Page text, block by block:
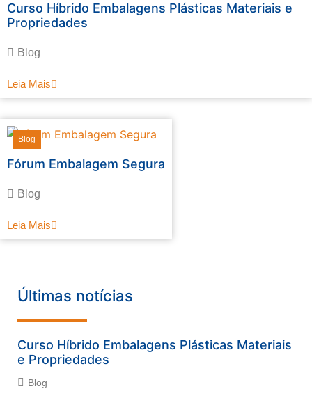
Curso Híbrido Embalagens Plásticas Materiais e
Propriedades
Blog
Leia Mais
Blog
Fórum Embalagem Segura
Blog
Leia Mais
Últimas notícias
Curso Híbrido Embalagens Plásticas Materiais
e Propriedades
Blog